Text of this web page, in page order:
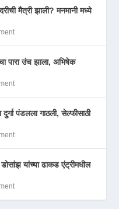
मैत्री झाली? मनमानी मध्ये
पारा उंच झाला, अभिषेक
पंडलला गाठली, सेल्फीसाठी
यांच्या ढाकड एंट्रीमधील